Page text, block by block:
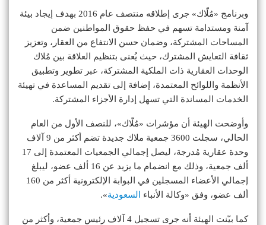
وبرنامج «مُلّاك» جرى إطلاقه منتصف عام 2016 بهدف إيجاد بيئة
آمنة ومستدامة تسهم في حفظ حقوق المواطنين ضمن
المساحات المشتركة، وضمان حسن الانتفاع من العقار، وتعزيز
ثقافة التعايش المشترك، حيث يُعنى بتنظيم العلاقة بين مُلاك
الوحدات العقارية ذات الملكية المشتركة، عبر تطوير وتطبيق
الأنظمة واللوائح المعتمدة، إضافة إلى تقديم المساعدة في تهيئة
الخدمات المساندة التي تسهل إدارة الأجزاء المشتركة.
وأوضحت الهيئة أن مؤشرات «مُلّاك»، للنصف الأول من العام
الحالي، سجلت 3600 جمعية ملاك جديدة تضم أكثر من 9 آلاف
وحدة عقارية مُدرجة، ليصل إجمالي الجمعيات المعتمدة إلى 17
ألف جمعية، وذلك مع انضمام ما يزيد عن 16 ألف عضو، ليبلغ
إجمالي الأعضاء المسجلين في البوابة الإلكترونية أكثر من 160
ألف عضو، وفق «وكالة الأنباء
السعودية».
كما بيّنت الهيئة أنه جرى تسجيل 4 آلاف رئيس جمعية، وأكثر من